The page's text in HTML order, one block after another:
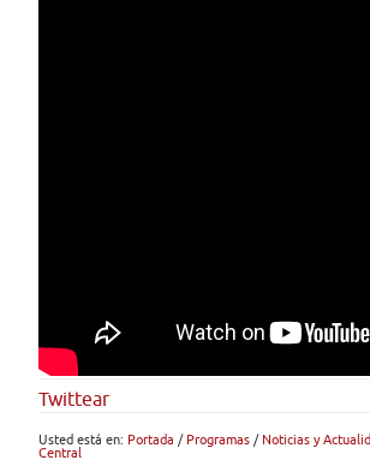
Twittear
Usted está en: Portada / Programas / Noticias y
Central